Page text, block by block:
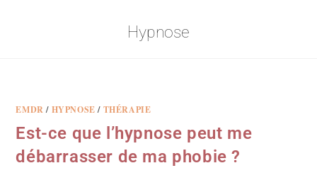
Hypnose
EMDR/ HYPNOSE/ THÉRAPIE
Est-ce que l’hypnose peut me
débarrasser de ma phobie ?